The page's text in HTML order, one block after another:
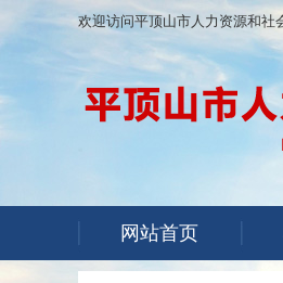
欢迎访问平顶山市人力资源和社
网站首页